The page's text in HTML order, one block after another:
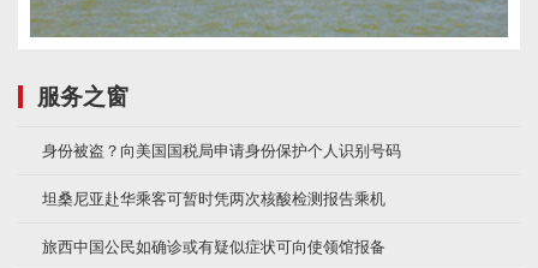
服务之窗
身份被盗？向美国国税局申请身份保护个人识别号码
坦桑尼亚赴华乘客可暂时凭两次核酸检测报告乘机
旅西中国公民如确诊或有疑似症状可向使领馆报备